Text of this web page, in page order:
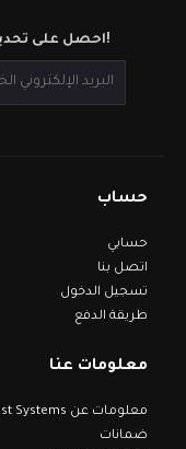
احصل على تحديثات العلامة التجارية والعروض الحصرية!
حساب
حسابي
اتصل بنا
تسجيل الدخول
طريقة الدفع
معلومات عنا
معلومات عن I-Trust Systems
ضمانات